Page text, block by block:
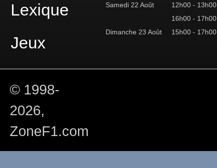
Lexique
Jeux
Samedi 22 Août
12h00 - 13h00
16h00 - 17h00
Dimanche 23 Août
15h00 - 17h00
© 1998-
2026,
ZoneF1.com